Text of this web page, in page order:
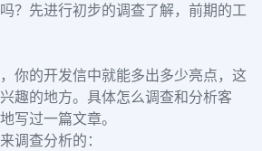
？先进行初步的调查了解，前期的工
你的开发信中就能多出多少亮点，这
趣的地方。具体怎么调查和分析客
写过一篇文章。
调查分析的：